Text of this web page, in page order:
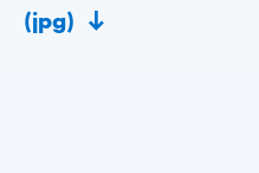
(jpg)